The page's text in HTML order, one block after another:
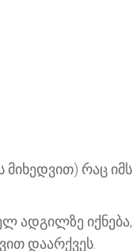
მიხედვით) რაც იმს
ადგილზე იქნება,
დაარქვეს.